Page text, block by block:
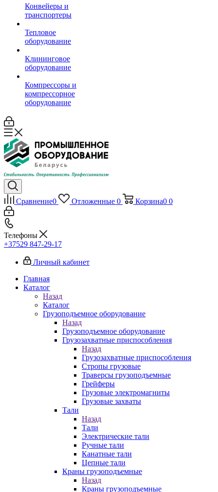
Конвейеры и
транспортеры
Тепловое
оборудование
Клининговое
оборудование
Компрессоры и
компрессорное
оборудование
Сравнение0 Отложенные 0 Корзина0 0
Телефоны
+37529 847-29-17‬
Личный кабинет
Главная
Каталог
Назад
Каталог
Грузоподъемное оборудование
Назад
Грузоподъемное оборудование
Грузозахватные приспособления
Назад
Грузозахватные приспособления
Стропы грузовые
Траверсы грузоподъемные
Грейферы
Грузовые электромагниты
Грузовые захваты
Тали
Назад
Тали
Электрические тали
Ручные тали
Канатные тали
Цепные тали
Краны грузоподъемные
Назад
Краны грузоподъемные